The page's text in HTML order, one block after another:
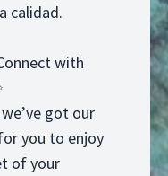
calidad.
with
got our
you to enjoy
of your